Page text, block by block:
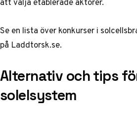
Se en lista över konkurser i
på Laddtorsk.se.
Alternativ och tips
solelsystem